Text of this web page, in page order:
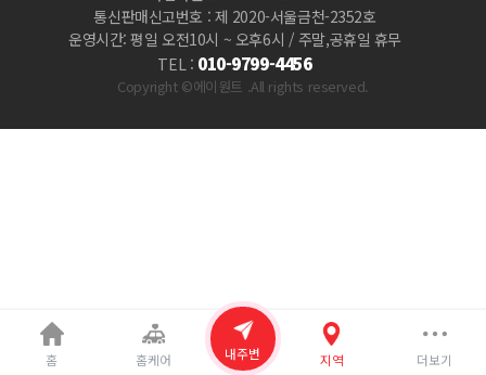
|
통신판매신고번호 : 제 2020-서울금천-2352호
운영시간: 평일 오전10시 ~ 오후6시 / 주말,공휴일 휴무
TEL : 010-9799-4456
Copyright ©에이원트 .All rights reserved.
홈 홈케어 내주변 지역 더보기